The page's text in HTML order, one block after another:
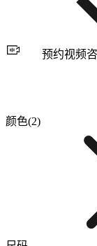
预约视频
颜色(2)